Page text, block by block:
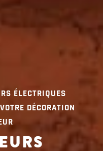
ÉLECTRIQUES
DÉCORATION